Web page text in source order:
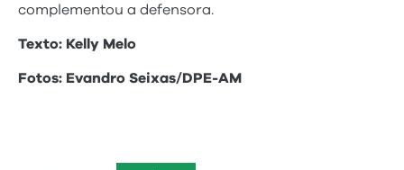
complementou a defensora.
Texto: Kelly Melo
Fotos: Evandro Seixas/DPE-AM